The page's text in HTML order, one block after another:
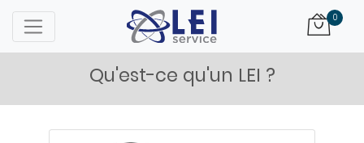
0
Qu'est-ce qu'un LEI ?